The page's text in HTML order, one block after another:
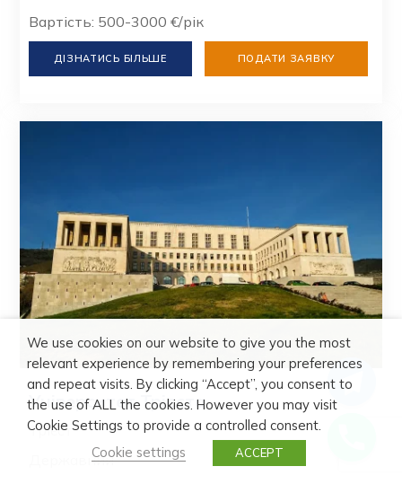
Вартість: 500-3000 €/рік
ДІЗНАТИСЬ БІЛЬШЕ ПОДАТИ ЗАЯВКУ
Університет Трієста
Трієст
Державний
We use cookies on our website to give you the most
relevant experience by remembering your preferences
and repeat visits. By clicking “Accept”, you consent to
the use of ALL the cookies. However you may visit
Cookie Settings to provide a controlled consent.
Cookie settings
ACCEPT